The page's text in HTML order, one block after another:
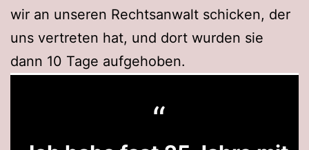
wir an unseren Rechtsanwalt schicken, der
uns vertreten hat, und dort wurden sie
dann 10 Tage aufgehoben.